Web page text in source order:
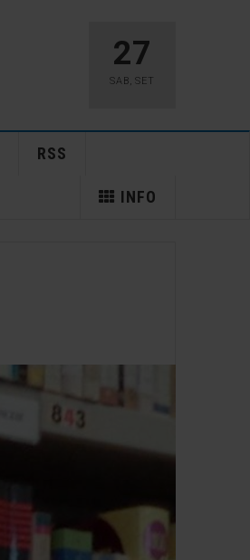
27
SAB, SET
RSS
INFO